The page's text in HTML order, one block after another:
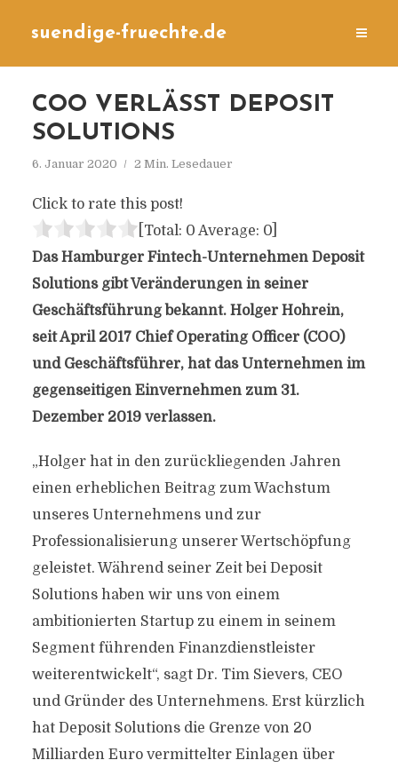
suendige-fruechte.de
COO VERLÄSST DEPOSIT
SOLUTIONS
6. Januar 2020 2 Min. Lesedauer
Click to rate this post!
[Total: 0 Average: 0]
Das Hamburger Fintech-Unternehmen Deposit
Solutions gibt Veränderungen in seiner
Geschäftsführung bekannt. Holger Hohrein,
seit April 2017 Chief Operating Officer (COO)
und Geschäftsführer, hat das Unternehmen im
gegenseitigen Einvernehmen zum 31.
Dezember 2019 verlassen.
„Holger hat in den zurückliegenden Jahren
einen erheblichen Beitrag zum Wachstum
unseres Unternehmens und zur
Professionalisierung unserer Wertschöpfung
geleistet. Während seiner Zeit bei Deposit
Solutions haben wir uns von einem
ambitionierten Startup zu einem in seinem
Segment führenden Finanzdienstleister
weiterentwickelt“, sagt Dr. Tim Sievers, CEO
und Gründer des Unternehmens. Erst kürzlich
hat Deposit Solutions die Grenze von 20
Milliarden Euro vermittelter Einlagen über